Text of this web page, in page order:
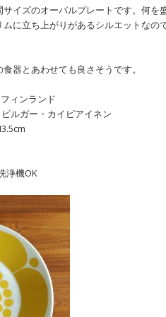
イズのオーバルプレートです。何を
に立ち上がりがあるシルエットなの
器とあわせても良さそうです。
ィンランド
ルガー・カイピアイネン
浄機OK